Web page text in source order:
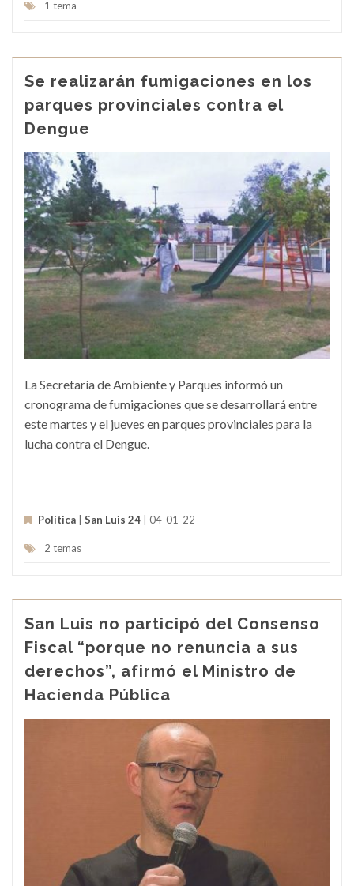
1 tema
Se realizarán fumigaciones en los
parques provinciales contra el
Dengue
La Secretaría de Ambiente y Parques informó un
cronograma de fumigaciones que se desarrollará entre
este martes y el jueves en parques provinciales para la
lucha contra el Dengue.
Política | San Luis 24 | 04-01-22
2 temas
San Luis no participó del Consenso
Fiscal “porque no renuncia a sus
derechos”, afirmó el Ministro de
Hacienda Pública